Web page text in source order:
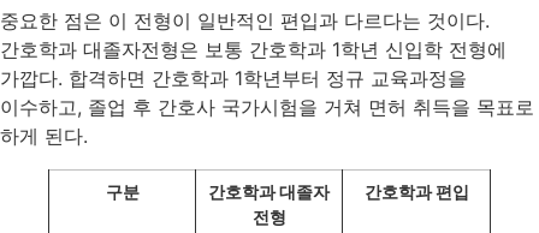
중요한 점은 이 전형이 일반적인 편입과 다르다는 것이다.
간호학과 대졸자전형은 보통 간호학과 1학년 신입학 전형에
가깝다. 합격하면 간호학과 1학년부터 정규 교육과정을
이수하고, 졸업 후 간호사 국가시험을 거쳐 면허 취득을 목표로
하게 된다.
구분
간호학과 대졸자
전형
간호학과 편입